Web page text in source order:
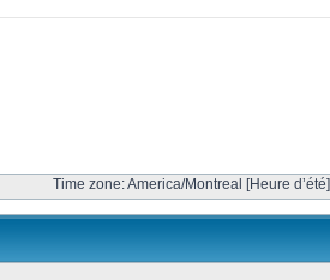
Time zone: America/Montreal [Heure d’été]